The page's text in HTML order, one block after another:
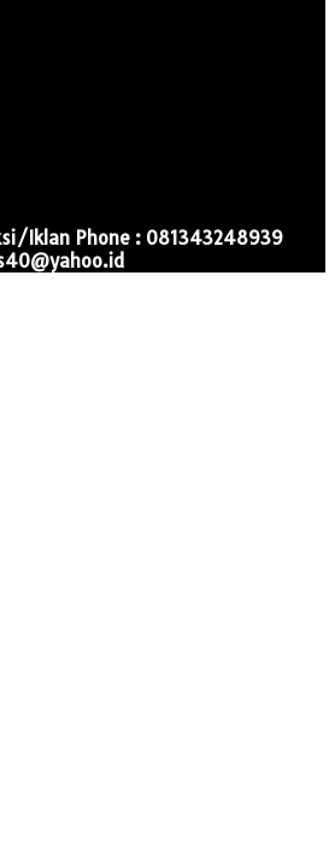
Iklan Phone : 081343248939